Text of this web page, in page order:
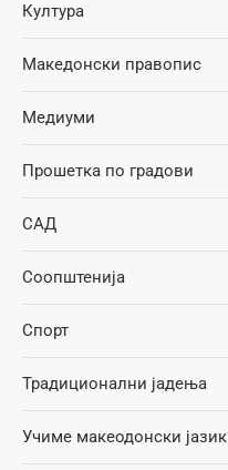
Култура
Македонски правопис
Медиуми
Прошетка по градови
САД
Соопштенија
Спорт
Традиционални јадења
Учиме макеодонски јазик